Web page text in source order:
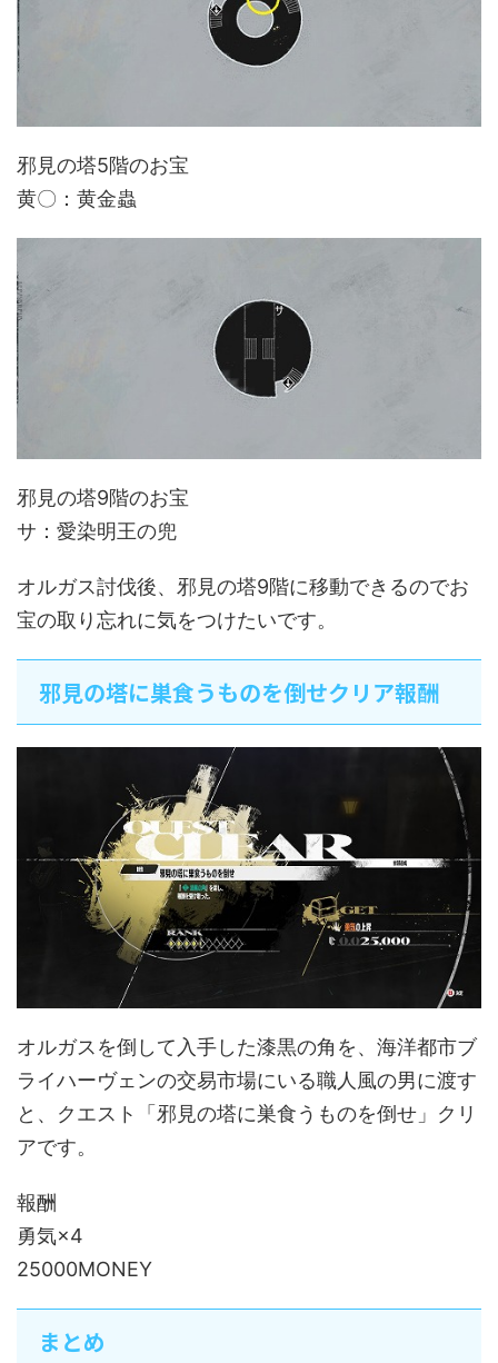
邪見の塔5階のお宝
黄〇：黄金蟲
邪見の塔9階のお宝
サ：愛染明王の兜
オルガス討伐後、邪見の塔9階に移動できるのでお
宝の取り忘れに気をつけたいです。
邪見の塔に巣食うものを倒せクリア報酬
オルガスを倒して入手した漆黒の角を、海洋都市ブ
ライハーヴェンの交易市場にいる職人風の男に渡す
と、クエスト「邪見の塔に巣食うものを倒せ」クリ
アです。
報酬
勇気×4
25000MONEY
まとめ